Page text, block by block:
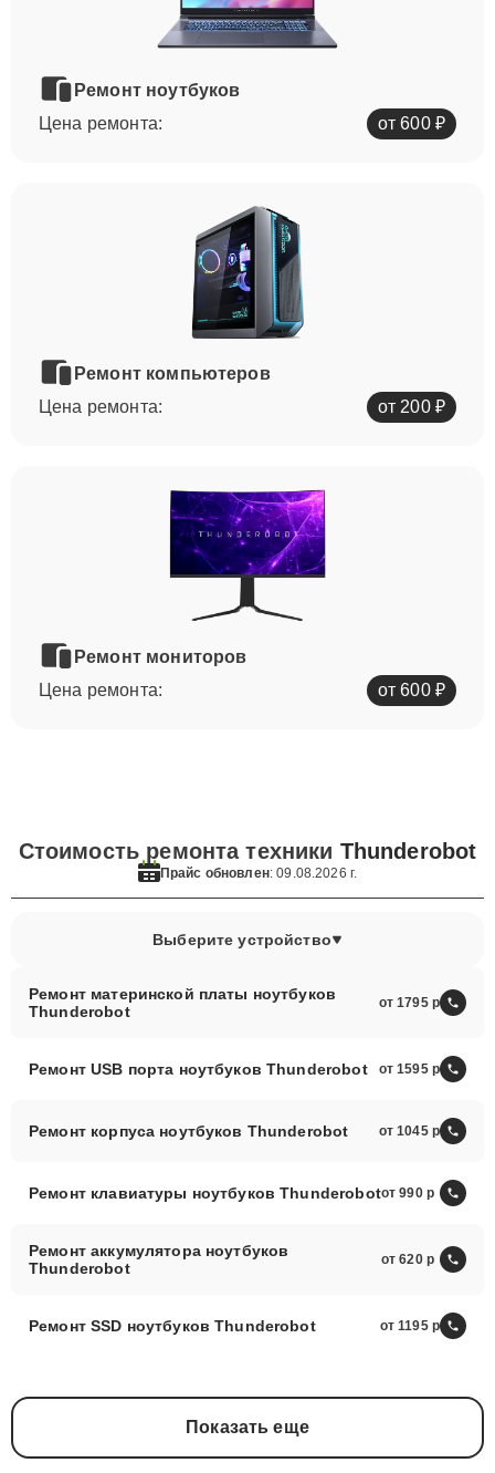
Ремонт ноутбуков
Цена ремонта:
от 600 ₽
Ремонт компьютеров
Цена ремонта:
от 200 ₽
Ремонт мониторов
Цена ремонта:
от 600 ₽
Стоимость ремонта техники Thunderobot
Прайс обновлен: 09.08.2026 г.
Выберите устройство
Ремонт материнской платы ноутбуков
Thunderobot
от 1795
Ремонт USB порта ноутбуков Thunderobot от 1595
Ремонт корпуса ноутбуков Thunderobot от 1045
Ремонт клавиатуры ноутбуков Thunderobotот 990
Ремонт аккумулятора ноутбуков
Thunderobot
от 620
Ремонт SSD ноутбуков Thunderobot от 1195
Показать еще